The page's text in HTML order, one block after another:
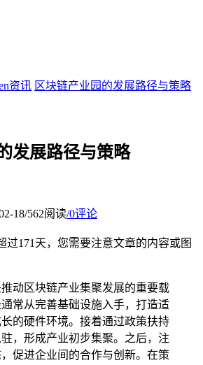
资讯 区块链产业园的发展路径与策略
发展路径与策略
18/562阅读/0评论
过171 天，您需要注意文章的内容或图
推动区块链产业集聚发展的重要载
常从完善基础设施入手，打造适
的硬件环境。接着通过政策扶持
，形成产业初步集聚。之后，注
促进企业间的合作与创新。在策